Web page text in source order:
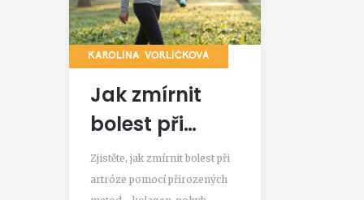
KAROLÍNA VORLÍČKOVÁ
Jak zmírnit
bolest při
artróze:
přirozené
Zjistěte, jak zmírnit bolest při
artróze pomocí přirozených